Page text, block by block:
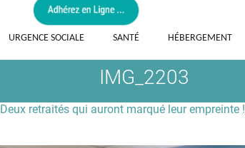
URGENCE SOCIALE SANTÉ HÉBERGEMENT
IMG_2203
Deux retraités qui auront marqué leur empreinte !